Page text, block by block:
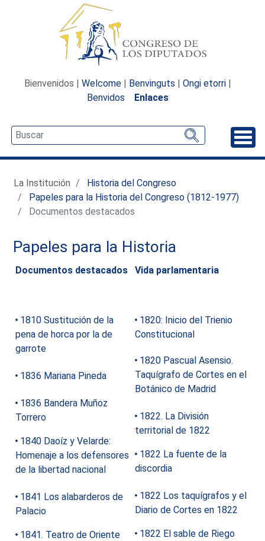
Bienvenidos | Welcome | Benvinguts | Ongi etorri |
Benvidos
Enlaces
La Institución
Historia del Congreso
Papeles para la Historia del Congreso (1812-1977)
Documentos destacados
Papeles para la Historia
Documentos destacados
1810 Sustitución de la
pena de horca por la de
garrote
1836 Mariana Pineda
1836 Bandera Muñoz
Torrero
1840 Daoíz y Velarde:
Homenaje a los defensores
de la libertad nacional
1841 Los alabarderos de
Palacio
1841. Teatro de Oriente
Vida parlamentaria
1820: Inicio del Trienio
Constitucional
1820 Pascual Asensio.
Taquígrafo de Cortes en el
Botánico de Madrid
1822. La División
territorial de 1822
1822 La fuente de la
discordia
1822 Los taquígrafos y el
Diario de Cortes en 1822
1822 El sable de Riego